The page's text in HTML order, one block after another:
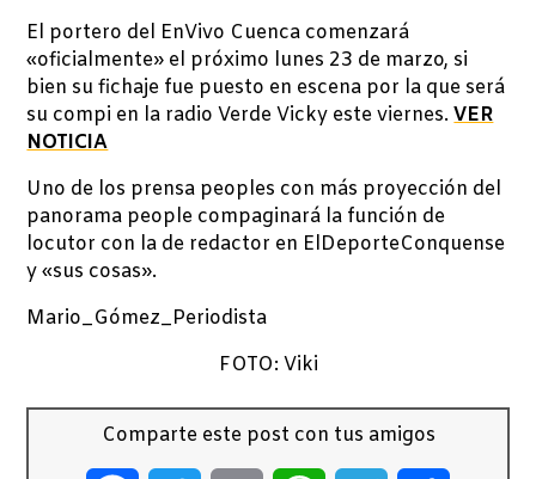
El portero del EnVivo Cuenca comenzará
«oficialmente» el próximo lunes 23 de marzo, si
bien su fichaje fue puesto en escena por la que será
su compi en la radio Verde Vicky este viernes.VER
NOTICIA
Uno de los prensa peoples con más proyección del
panorama people compaginará la función de
locutor con la de redactor en ElDeporteConquense
y «sus cosas».
Mario_Gómez_Periodista
FOTO: Viki
Comparte este post con tus amigos